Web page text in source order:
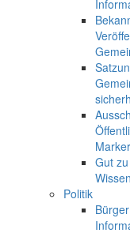
Gut
Politik